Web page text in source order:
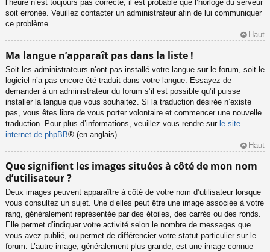
l’heure n’est toujours pas correcte, il est probable que l’horloge du serveur
soit erronée. Veuillez contacter un administrateur afin de lui communiquer
ce problème.
Haut
Ma langue n’apparaît pas dans la liste !
Soit les administrateurs n’ont pas installé votre langue sur le forum, soit le
logiciel n’a pas encore été traduit dans votre langue. Essayez de
demander à un administrateur du forum s’il est possible qu’il puisse
installer la langue que vous souhaitez. Si la traduction désirée n’existe
pas, vous êtes libre de vous porter volontaire et commencer une nouvelle
traduction. Pour plus d’informations, veuillez vous rendre sur le site
internet de phpBB® (en anglais).
Haut
Que signifient les images situées à côté de mon nom
d’utilisateur ?
Deux images peuvent apparaître à côté de votre nom d’utilisateur lorsque
vous consultez un sujet. Une d’elles peut être une image associée à votre
rang, généralement représentée par des étoiles, des carrés ou des ronds.
Elle permet d’indiquer votre activité selon le nombre de messages que
vous avez publié, ou permet de différencier votre statut particulier sur le
forum. L’autre image, généralement plus grande, est une image connue